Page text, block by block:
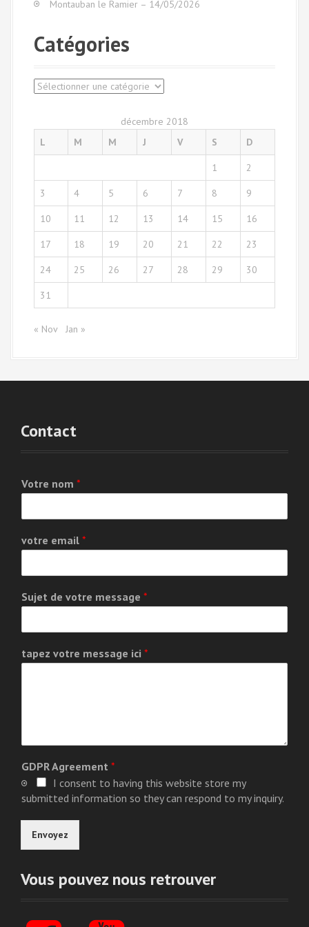
Montauban le Ramier – 14/05/2026
Catégories
C
é
o
décembre 2018
L
M M J V S D
1 2
3 4 5 6 7 8 9
10 11 12 13 14 15 16
17 18 19 20 21 22 23
24 25 26 27 28 29 30
31
« Nov Jan »
Contact
Votre nom *
votre email *
Sujet de votre message *
tapez votre message ici *
GDPR Agreement *
I consent to having this website store my
submitted information so they can respond to my inquiry.
Envoyez
Vous pouvez nous retrouver
F Y